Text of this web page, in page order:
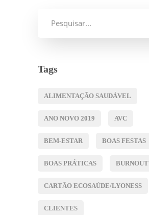
Tags
ALIMENTAÇÃO SAUDÁVEL
ANO NOVO 2019 AVC
BEM-ESTAR BOAS FESTAS
BOAS PRÁTICAS BURNOUT
CARTÃO ECOSAÚDE/LYONESS
CLIENTES